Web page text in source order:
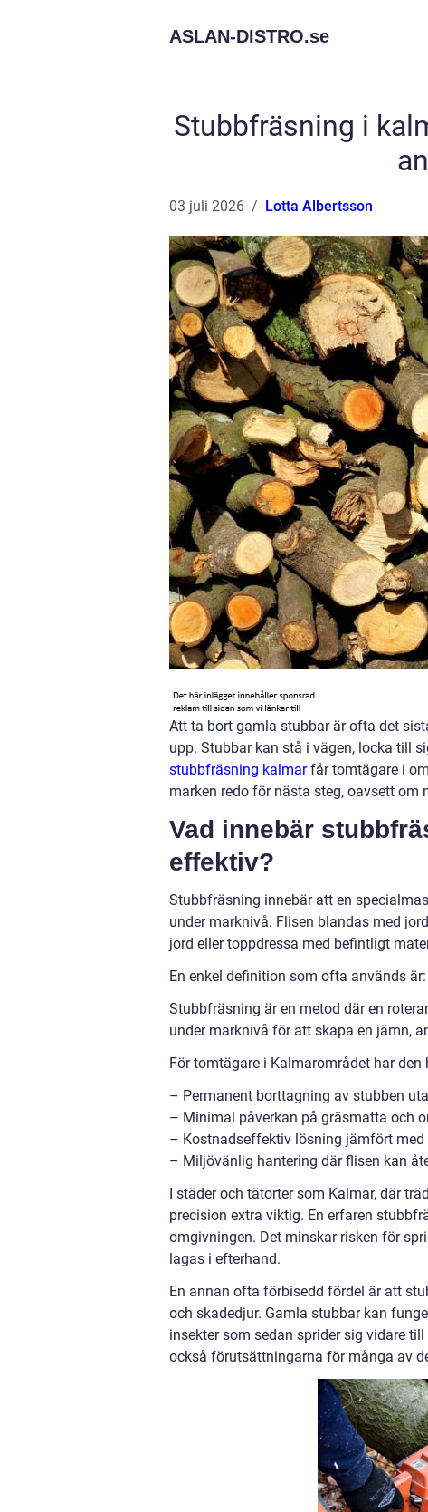
ASLAN-DISTRO.se
Stubbfräsning i
03 juli 2026 Lotta Albertsson
Att ta bort gamla stubbar är ofta det
upp. Stubbar kan stå i vägen, locka till
stubbfräsning kalmarfår tomtägare i
marken redo för nästa steg, oavsett
Vad innebär
effektiv?
Stubbfräsning innebär att en
under marknivå. Flisen blandas med
jord eller toppdressa med befintligt
En enkel definition som ofta används är:
Stubbfräsning är en metod där en
under marknivå för att skapa en jämn,
För tomtägare i Kalmarområdet har
– Permanent borttagning av stubben
– Minimal påverkan på gräsmatta och
– Kostnadseffektiv lösning jämfört
– Miljövänlig hantering där flisen kan
I städer och tätorter som Kalmar, där
precision extra viktig. En erfaren
omgivningen. Det minskar risken för
lagas i efterhand.
En annan ofta förbisedd fördel är att
och skadedjur. Gamla stubbar kan
insekter som sedan sprider sig vidare
också förutsättningarna för många av